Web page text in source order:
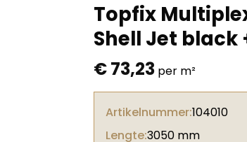
Topfix
Shell Jet black
€73,23 per m²
Artikelnummer:104010
Lengte:3050 mm